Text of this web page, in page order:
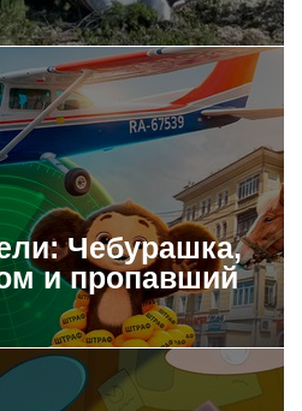
Чебурашка,
и пропавший